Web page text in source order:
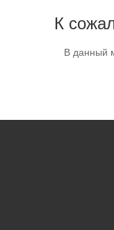
К
В данный